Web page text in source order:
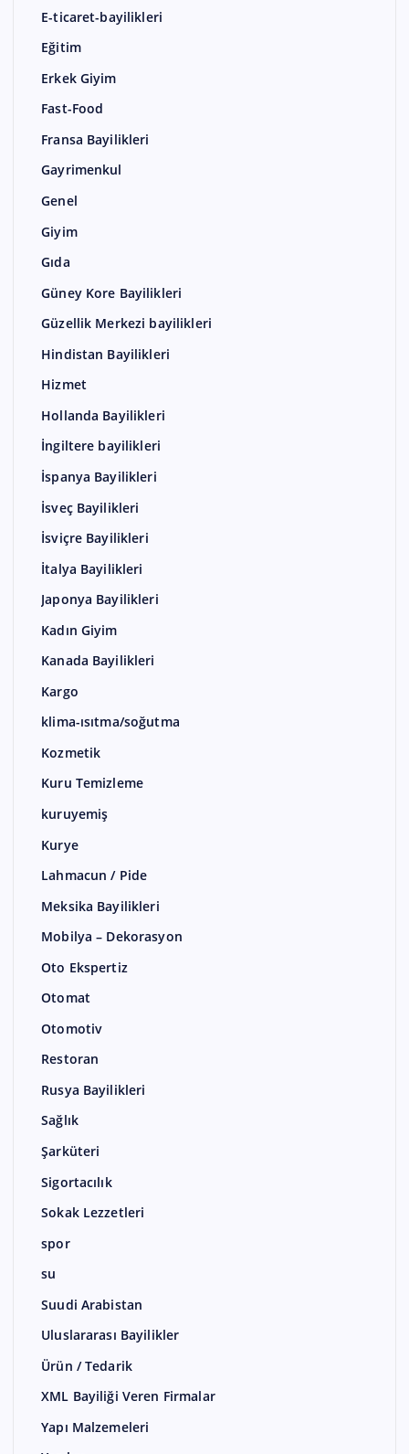
E-ticaret-bayilikleri
Eğitim
Erkek Giyim
Fast-Food
Fransa Bayilikleri
Gayrimenkul
Genel
Giyim
Gıda
Güney Kore Bayilikleri
Güzellik Merkezi bayilikleri
Hindistan Bayilikleri
Hizmet
Hollanda Bayilikleri
İngiltere bayilikleri
İspanya Bayilikleri
İsveç Bayilikleri
İsviçre Bayilikleri
İtalya Bayilikleri
Japonya Bayilikleri
Kadın Giyim
Kanada Bayilikleri
Kargo
klima-ısıtma/soğutma
Kozmetik
Kuru Temizleme
kuruyemiş
Kurye
Lahmacun / Pide
Meksika Bayilikleri
Mobilya – Dekorasyon
Oto Ekspertiz
Otomat
Otomotiv
Restoran
Rusya Bayilikleri
Sağlık
Şarküteri
Sigortacılık
Sokak Lezzetleri
spor
su
Suudi Arabistan
Uluslararası Bayilikler
Ürün / Tedarik
XML Bayiliği Veren Firmalar
Yapı Malzemeleri